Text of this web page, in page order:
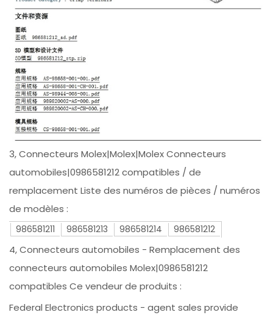
3, Connecteurs Molex|Molex|Molex Connecteurs
automobiles|0986581212 compatibles / de
remplacement Liste des numéros de pièces / numéros
de modèles :
986581211 986581213 986581214 986581212
4, Connecteurs automobiles - Remplacement des
connecteurs automobiles Molex|0986581212
compatibles Ce vendeur de produits :
Federal Electronics products - agent sales provide